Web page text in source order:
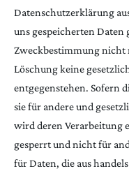
Datenschutzerklärung
uns gespeicherten Daten
Zweckbestimmung nicht
Löschung keine
entgegenstehen. Sofern
sie für andere und
wird deren Verarbeitung
gesperrt und nicht für
für Daten, die aus